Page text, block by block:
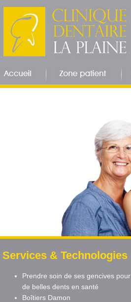
Services & Technologies
Prendre soin de ses gencives pour
de belles dents en santé
Boîtiers Damon